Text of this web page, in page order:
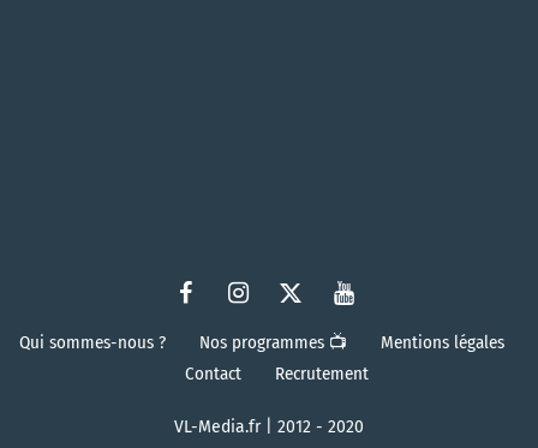
Qui sommes-nous ? Nos programmes 📺
Mentions légales
Contact
Recrutement
VL-Media.fr | 2012 - 2020